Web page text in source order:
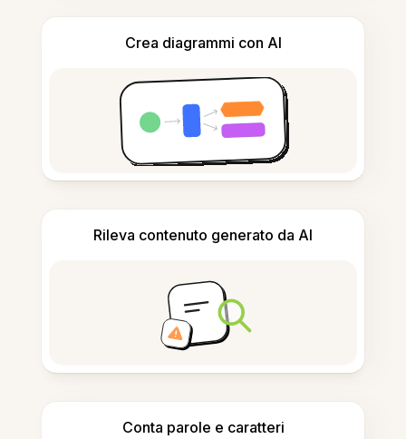
Crea diagrammi con AI
Rileva contenuto generato da AI
Conta parole e caratteri